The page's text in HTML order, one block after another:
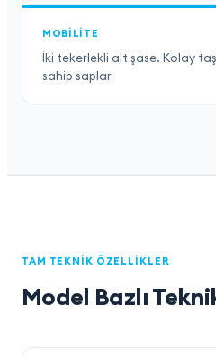
MOBILITE
İki tekerlekli alt şase. Kolay
sahip saplar
TAM TEKNIK ÖZELLIKLER
Model Bazlı